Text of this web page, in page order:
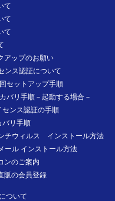
て
て
て
アップのお願い
ンス認証について
セットアップ手順
バリ手順－起動する場合－
ンス認証の手順
バリ手順
チウィルス インストール方法
ール インストール方法
ンのご案内
販の会員登録
ついて